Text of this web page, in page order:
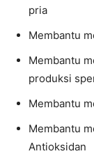
pria
Membantu
Membantu
produksi
Membantu
Membantu
Antioksidan